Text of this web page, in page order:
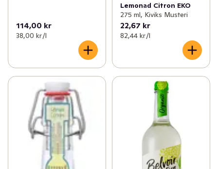
114,00 kr
38,00 kr /l
Lemonad Citron EKO
275 ml, Kiviks Musteri
22,67 kr
82,44 kr /l